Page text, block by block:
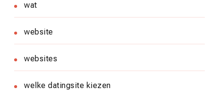
wat
website
websites
welke datingsite kiezen